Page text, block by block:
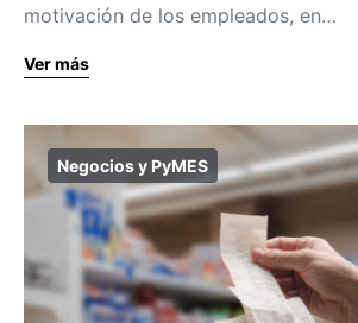
motivación de los empleados, en…
Ver más
Negocios y PyMES